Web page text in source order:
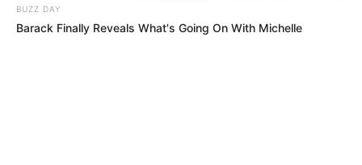
BUZZ DAY
Barack Finally Reveals What's Going On With Michelle